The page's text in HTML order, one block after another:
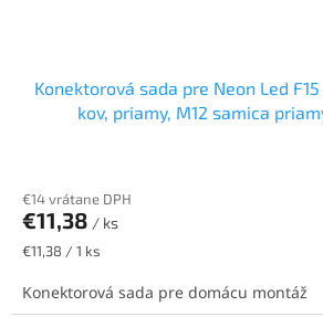
Konektorová sada pre Neon Led
kov, priamy, M12 samica
€14 vrátane DPH
€11,38 / ks
Jednotková
€11,38 / 1 ks
Konektorová sada pre domácu montáž